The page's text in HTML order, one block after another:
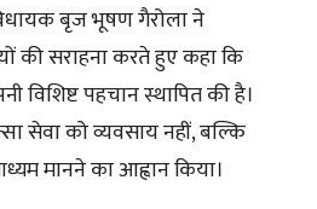
बृज भूषण गैरोला ने
की सराहना करते हुए कहा कि
विशिष्ट पहचान स्थापित की है।
सेवा को व्यवसाय नहीं, बल्कि
मानने का आह्वान किया।